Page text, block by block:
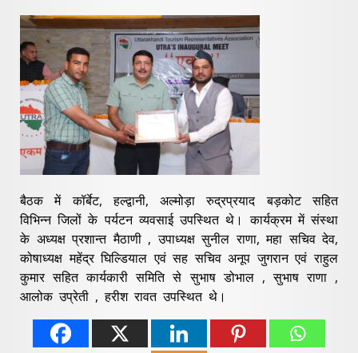
बैठक में कॉर्बेट, हल्द्वानी, अल्मोड़ा रुद्रप्रयाद बड़कोट सहित
विभिन्न जिलों के पर्यटन व्यवसाई उपस्थित थे। कार्यक्रम में संस्था
के‌ अध्यक्ष प्रशान्त मैठाणी , उपाध्यक्ष सुनील राणा, महा सचिव देव,
कोषाध्यक्ष महेंद्र घिल्डियाल एवं सह सचिव अनूप जुगरान एवं राहुल
कुमार सहित कार्यकारी समिति से सुभाष डोभाल , सुभाष राणा ,
आलोक उप्रेती , हरीश रावत उपस्थित थे।